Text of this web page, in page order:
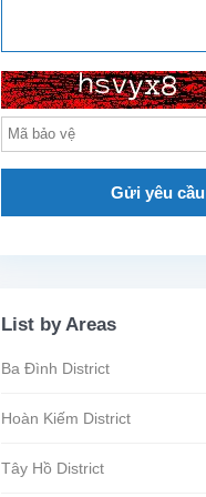
Gửi yêu cầu
List by Areas
Ba Đình District
Hoàn Kiếm District
Tây Hồ District